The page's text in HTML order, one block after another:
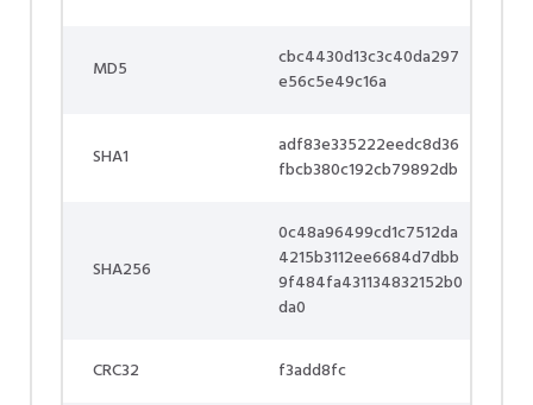
MD5
cbc4430d13c3c40da297
e56c5e49c16a
SHA1
adf83e335222eedc8d36
fbcb380c192cb79892db
SHA256
0c48a96499cd1c7512da
4215b3112ee6684d7dbb
9f484fa431134832152b0
da0
CRC32 f3add8fc